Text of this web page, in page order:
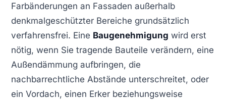
Farbänderungen an Fassaden außerhalb
denkmalgeschützter Bereiche grundsätzlich
verfahrensfrei. Eine Baugenehmigung wird erst
nötig, wenn Sie tragende Bauteile verändern, eine
Außendämmung aufbringen, die
nachbarrechtliche Abstände unterschreitet, oder
ein Vordach, einen Erker beziehungsweise